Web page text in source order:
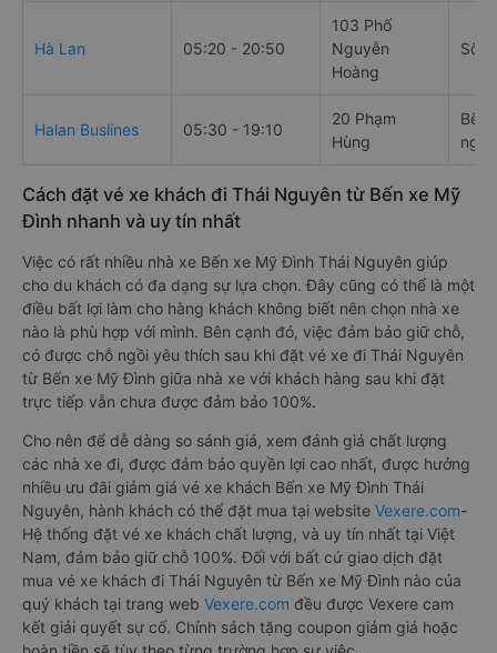
Hà Lan 05:20 - 20:50
103 Phố
Nguyễn
Hoàng
Số
Halan Buslines 05:30 - 19:10
20 Phạm
Hùng
Bến
ngõ
Cách đặt vé xe khách đi Thái Nguyên từ Bến xe Mỹ
Đình nhanh và uy tín nhất
Việc có rất nhiều nhà xe Bến xe Mỹ Đình Thái Nguyên giúp
cho du khách có đa dạng sự lựa chọn. Đây cũng có thể là một
điều bất lợi làm cho hàng khách không biết nên chọn nhà xe
nào là phù hợp với mình. Bên cạnh đó, việc đảm bảo giữ chỗ,
có được chỗ ngồi yêu thích sau khi đặt vé xe đi Thái Nguyên
từ Bến xe Mỹ Đình giữa nhà xe với khách hàng sau khi đặt
trực tiếp vẫn chưa được đảm bảo 100%.
Cho nên để dễ dàng so sánh giá, xem đánh giá chất lượng
các nhà xe đi, được đảm bảo quyền lợi cao nhất, được hưởng
nhiều ưu đãi giảm giá vé xe khách Bến xe Mỹ Đình Thái
Nguyên, hành khách có thể đặt mua tại website Vexere.com-
Hệ thống đặt vé xe khách chất lượng, và uy tín nhất tại Việt
Nam, đảm bảo giữ chỗ 100%. Đối với bất cứ giao dịch đặt
mua vé xe khách đi Thái Nguyên từ Bến xe Mỹ Đình nào của
quý khách tại trang web Vexere.com đều được Vexere cam
kết giải quyết sự cố. Chính sách tặng coupon giảm giá hoặc